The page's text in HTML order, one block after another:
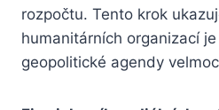
rozpočtu. Tento krok
humanitárních organizací
geopolitické agendy